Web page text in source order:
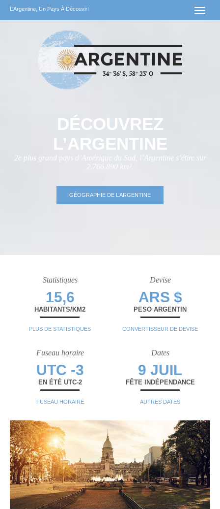
L’Argentine, Un Pays À Découvir!
DÉCOUVREZ
L’ARGENTINE
2e plus grand pays d’Amérique du Sud, l’Argentine s’étire sur
2.766.890 km².
GÉOGRAPHIE DE L’ARGENTINE
Statistiques
15,6
HABITANTS/KM2
PLUS DE STATISTIQUES
Devise
ARS $
PESO ARGENTIN
CONVERTISSEUR DE DEVISE
Fuseau horaire
UTC -3
EN ÉTÉ UTC-2
FUSEAU HORAIRE
Dates
9 JUIL
FÊTE INDÉPENDANCE
AUTRES DATES